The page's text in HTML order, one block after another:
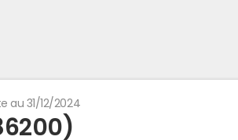
au 31/12/2024